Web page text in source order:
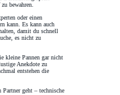
bewahren.
oder einen
kann. Es kann auch
damit du schnell
es nicht zu
kleine Pannen gar nicht
Anekdote zu
entstehen die
geht – technische